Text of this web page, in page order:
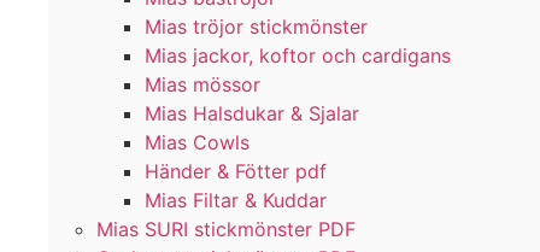
Mias tröjor stickmönster
Mias jackor, koftor och cardigans
Mias mössor
Mias Halsdukar & Sjalar
Mias Cowls
Händer & Fötter pdf
Mias Filtar & Kuddar
Mias SURI stickmönster PDF